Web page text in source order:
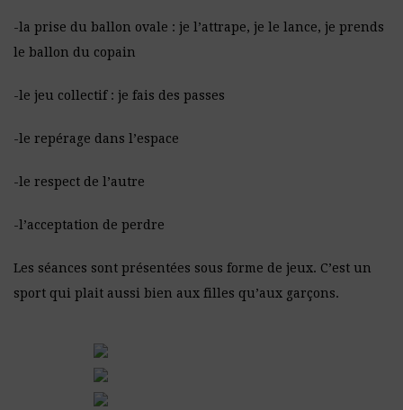
-la prise du ballon ovale : je l’attrape, je le lance, je prends
le ballon du copain
-le jeu collectif : je fais des passes
-le repérage dans l’espace
-le respect de l’autre
-l’acceptation de perdre
Les séances sont présentées sous forme de jeux. C’est un
sport qui plait aussi bien aux filles qu’aux garçons.